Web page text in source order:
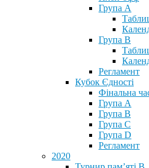
Група А
Група В
Регламент
Кубок Єдності
Фінальна
Група А
Група В
Група С
Група D
Регламент
2020